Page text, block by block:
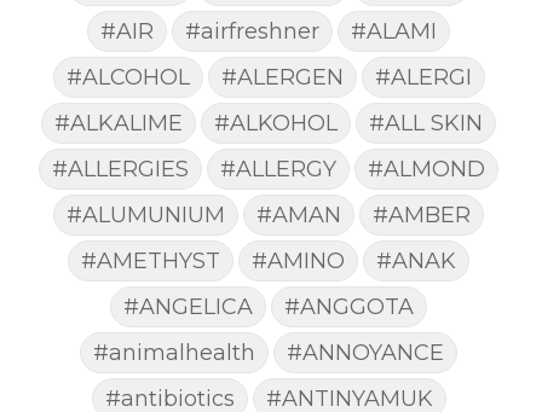
#AIR #airfreshner
#ALAMI
#ALCOHOL
#ALERGEN
#ALERGI
#ALKALIME
#ALKOHOL
#ALL SKIN
#ALLERGIES
#ALLERGY
#ALMOND
#ALUMUNIUM
#AMAN
#AMBER
#AMETHYST
#AMINO
#ANAK
#ANGELICA
#ANGGOTA
#animalhealth
#ANNOYANCE
#antibiotics
#ANTINYAMUK